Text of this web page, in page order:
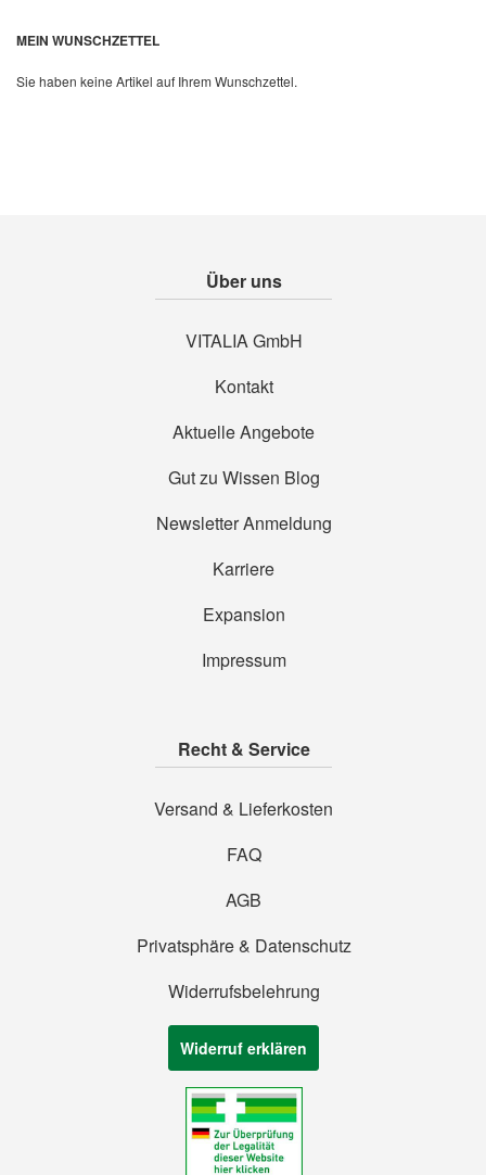
MEIN WUNSCHZETTEL
Sie haben keine Artikel auf Ihrem Wunschzettel.
Über uns
VITALIA GmbH
Kontakt
Aktuelle Angebote
Gut zu Wissen Blog
Newsletter Anmeldung
Karriere
Expansion
Impressum
Recht & Service
Versand & Lieferkosten
FAQ
AGB
Privatsphäre & Datenschutz
Widerrufsbelehrung
Widerruf erklären